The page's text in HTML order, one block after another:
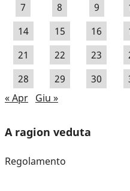
7
8 9
14
15 16
21
22 23
28
29 30
« Apr Giu »
A ragion veduta
Regolamento